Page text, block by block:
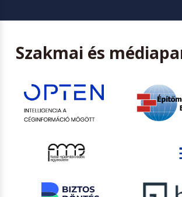
Szakmai és